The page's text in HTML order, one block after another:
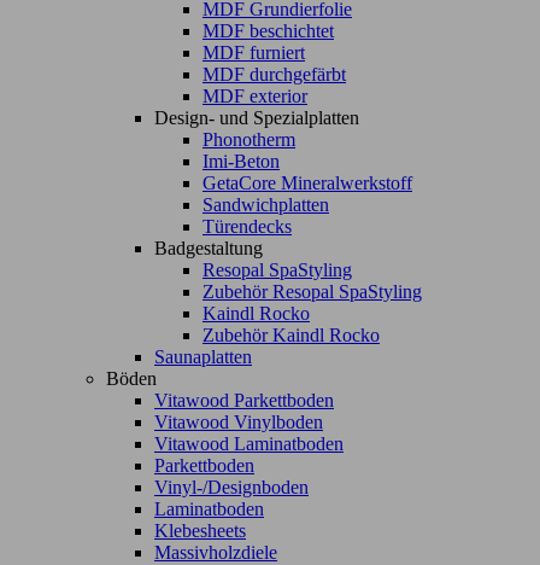
MDF Grundierfolie
MDF beschichtet
MDF furniert
MDF durchgefärbt
MDF exterior
Design- und Spezialplatten
Phonotherm
Imi-Beton
GetaCore Mineralwerkstoff
Sandwichplatten
Türendecks
Badgestaltung
Resopal SpaStyling
Zubehör Resopal SpaStyling
Kaindl Rocko
Zubehör Kaindl Rocko
Saunaplatten
Böden
Vitawood Parkettboden
Vitawood Vinylboden
Vitawood Laminatboden
Parkettboden
Vinyl-/Designboden
Laminatboden
Klebesheets
Massivholzdiele